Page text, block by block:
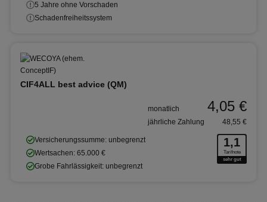
5 Jahre ohne Vorschaden
Schadenfreiheitssystem
CIF4ALL best advice (QM)
1,1
Tarifnote
sehr gut
Versicherungssumme: unbegrenzt
Wertsachen: 65.000 €
Grobe Fahrlässigkeit: unbegrenzt
monatlich 4,05 €
jährliche Zahlung 48,55 €